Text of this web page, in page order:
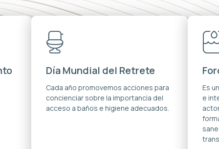
Día Mundial del Retrete
Cada año promovemos acciones para
concienciar sobre la importancia del
acceso a baños e higiene adecuados.
Es
e